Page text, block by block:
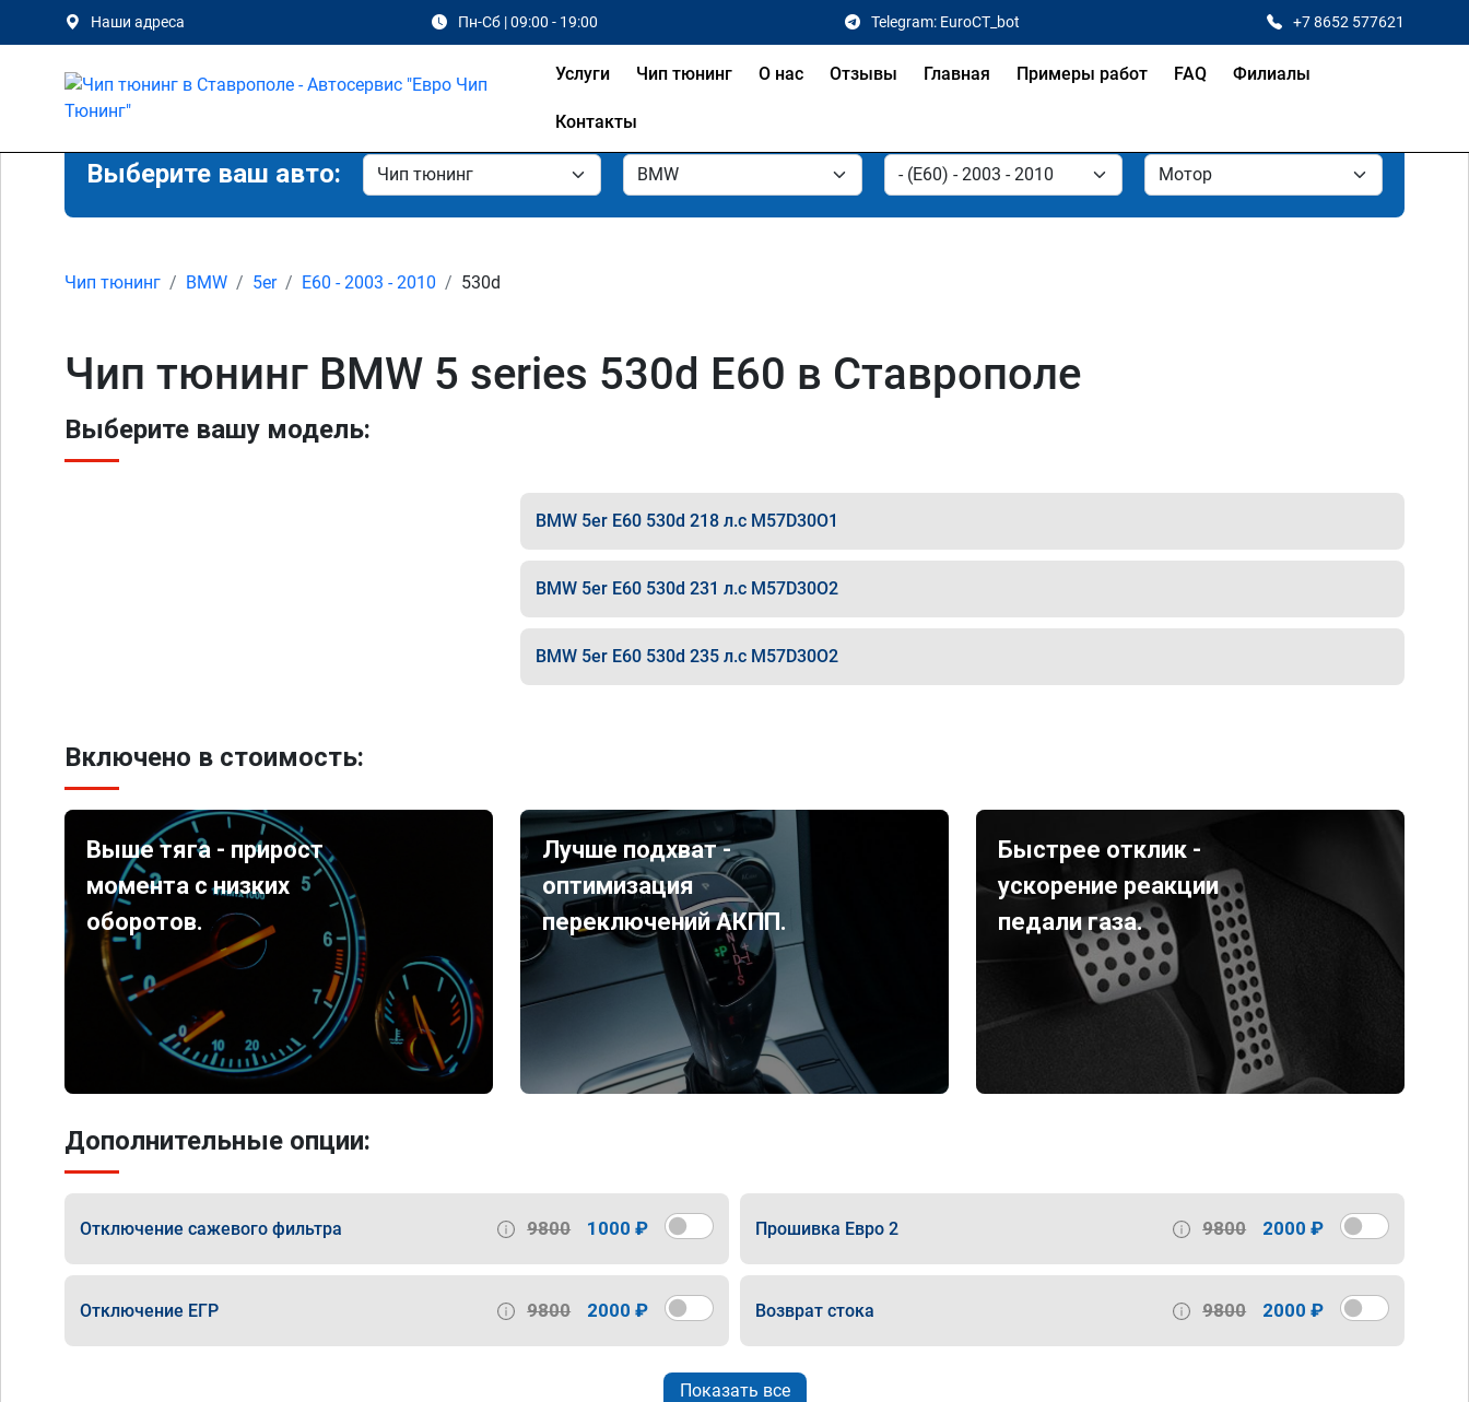
Наши адреса Пн-Сб | 09:00 - 19:00 Telegram: EuroCT_bot +7 8652 577621
Услуги Чип тюнинг О нас Отзывы Главная Примеры работ FAQ Филиалы
Контакты
Выберите ваш авто:
Чип тюнинг BMW 5er E60 - 2003 - 2010 530d
Чип тюнинг BMW 5 series 530d E60 в Ставрополе
Выберите вашу модель:
BMW 5er E60 530d 218 л.с M57D30O1
BMW 5er E60 530d 231 л.с M57D30O2
BMW 5er E60 530d 235 л.с M57D30O2
Включено в стоимость:
Выше тяга - прирост
момента с низких
оборотов.
Лучше подхват -
оптимизация
переключений АКПП.
Быстрее отклик -
ускорение реакции
педали газа.
Дополнительные опции:
Отключение сажевого фильтра 9800 1000 ₽ Прошивка Евро 2 9800 2000 ₽
Отключение ЕГР 9800 2000 ₽ Возврат стока 9800 2000 ₽
Показать все